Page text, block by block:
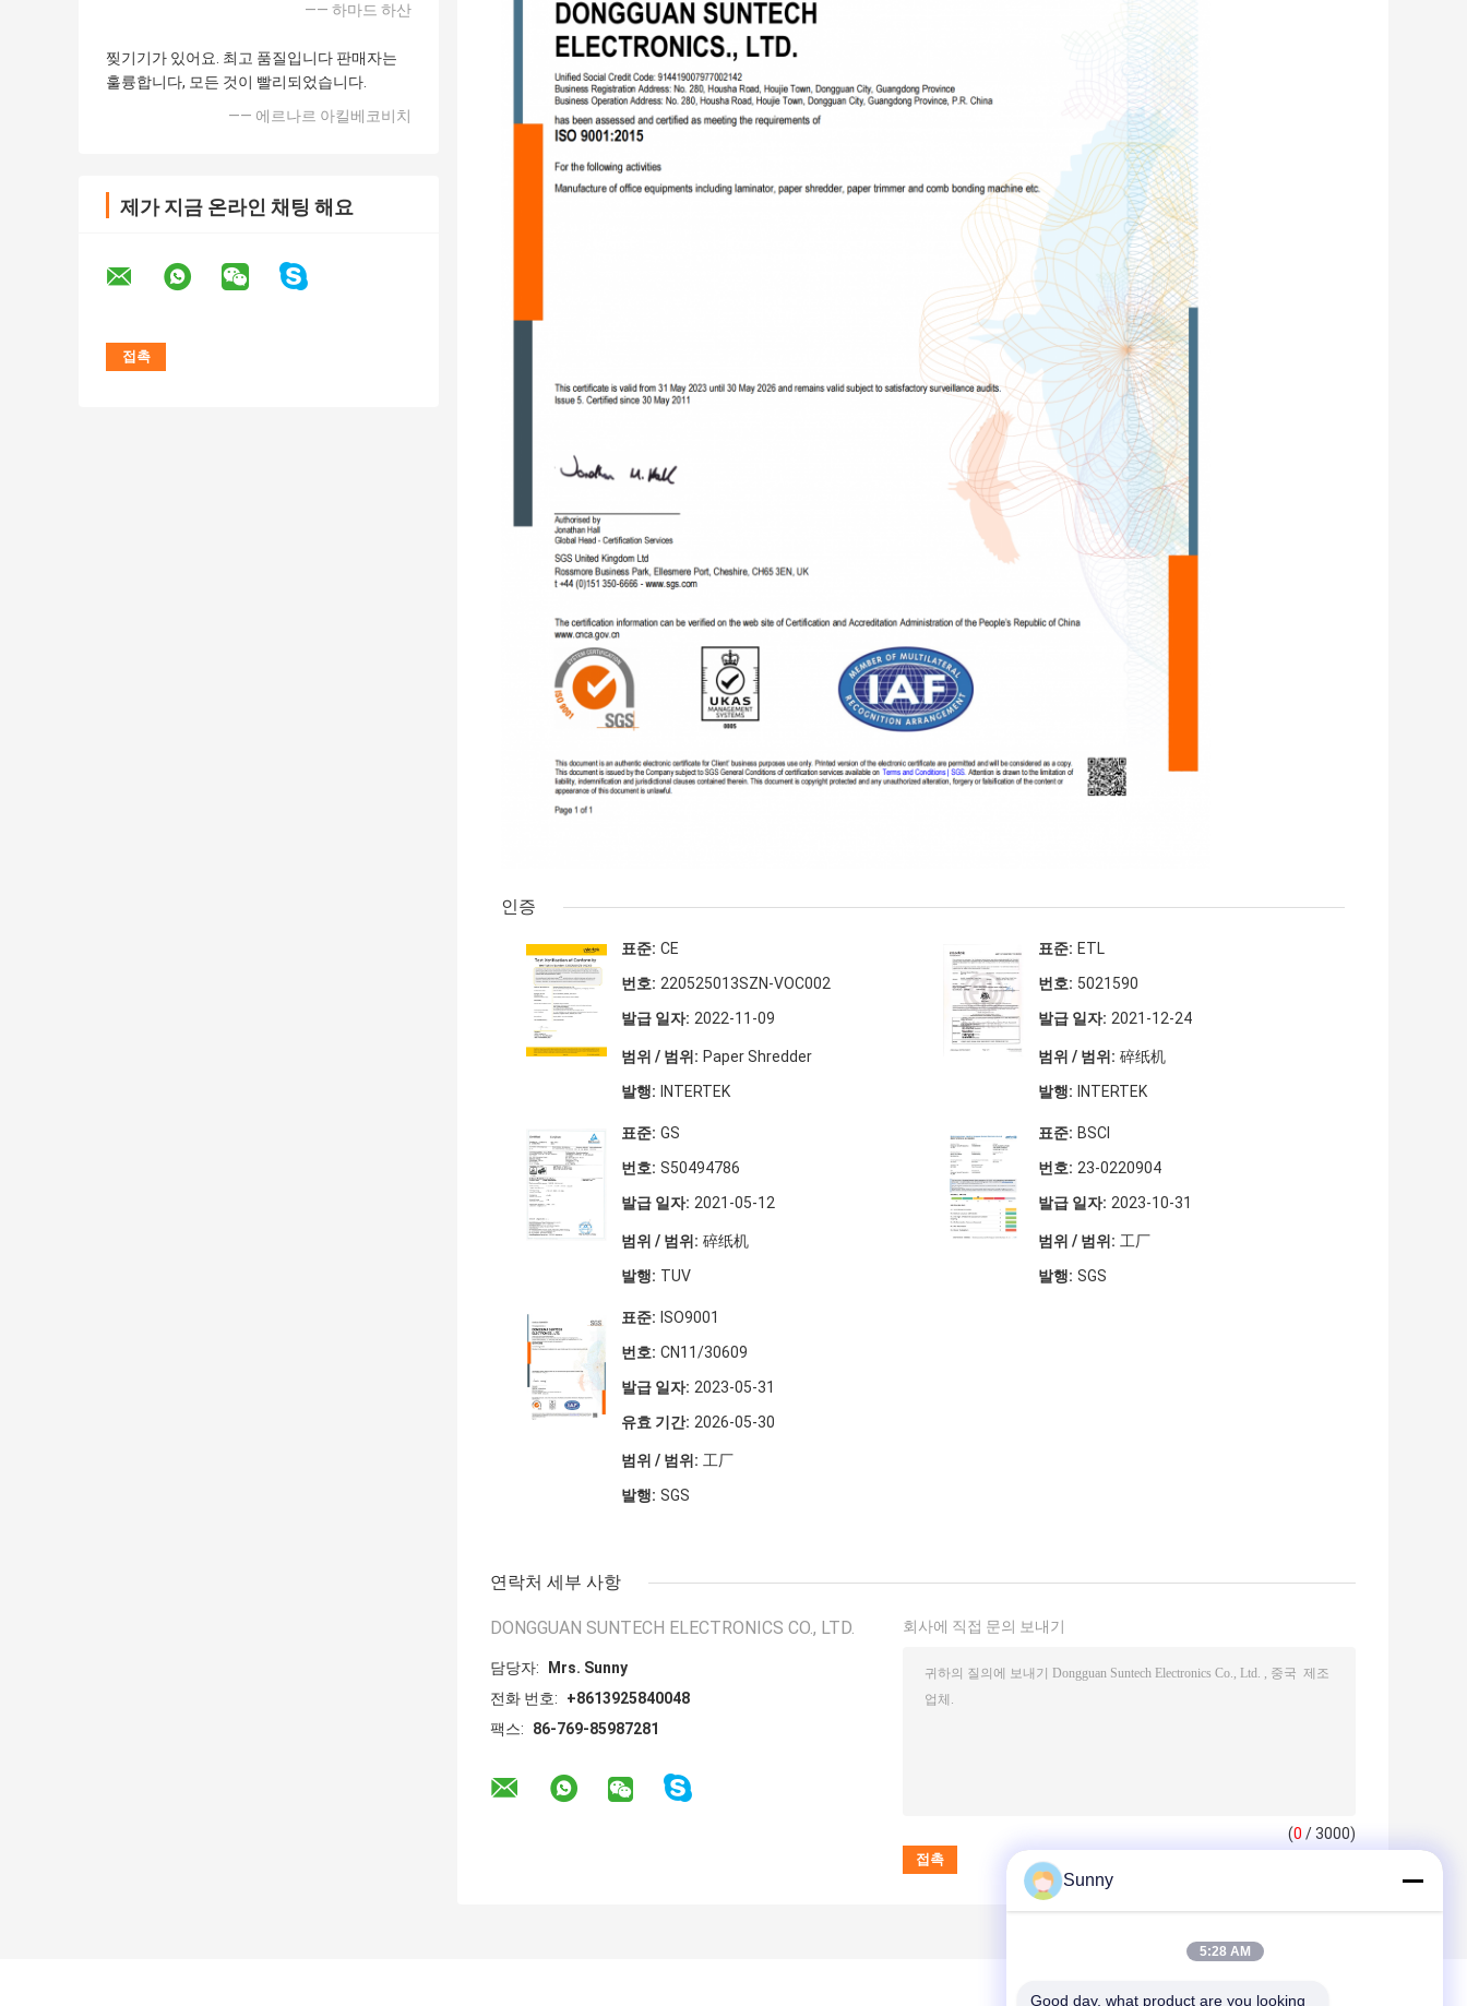
—— 하마드 하산
찢기기가 있어요. 최고 품질입니다 판매자는
훌륭합니다, 모든 것이 빨리되었습니다.
—— 에르나르 아킬베코비치
제가 지금 온라인 채팅 해요
인증
표준: CE
번호: 220525013SZN-VOC002
발급 일자: 2022-11-09
범위 / 범위: Paper Shredder
발행:
INTERTEK
표준: ETL
번호: 5021590
발급 일자: 2021-12-24
범위 / 범위: 碎纸机
발행:
INTERTEK
표준: GS
번호: S50494786
발급 일자: 2021-05-12
범위 / 범위: 碎纸机
발행: TUV
표준: BSCI
번호: 23-0220904
발급 일자: 2023-10-31
범위 / 범위: 工厂
발행: SGS
표준: ISO9001
번호: CN11/30609
발급 일자: 2023-05-31
유효 기간: 2026-05-30
범위 / 범위: 工厂
발행: SGS
연락처 세부 사항
DONGGUAN SUNTECH ELECTRONICS CO., LTD.
담당자:
Mrs. Sunny
전화 번호:
+8613925840048
팩스:
86-769-85987281
회사에 직접 문의 보내기
(0 / 3000)
Sunny
5:28 AM
Good day, what product are you looking